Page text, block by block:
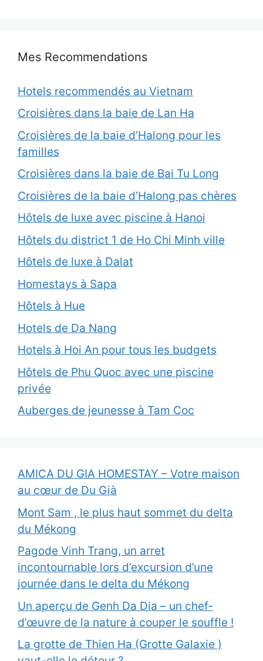
Mes Recommendations
Hotels recommendés au Vietnam
Croisières dans la baie de Lan Ha
Croisières de la baie d’Halong pour les
familles
Croisières dans la baie de Bai Tu Long
Croisières de la baie d’Halong pas chères
Hôtels de luxe avec piscine à Hanoi
Hôtels du district 1 de Ho Chi Minh ville
Hôtels de luxe à Dalat
Homestays à Sapa
Hôtels à Hue
Hotels de Da Nang
Hotels à Hoi An pour tous les budgets
Hôtels de Phu Quoc avec une piscine
privée
Auberges de jeunesse à Tam Coc
AMICA DU GIA HOMESTAY – Votre maison
au cœur de Du Già
Mont Sam , le plus haut sommet du delta
du Mékong
Pagode Vinh Trang, un arret
incontournable lors d’excursion d’une
journée dans le delta du Mékong
Un aperçu de Genh Da Dia – un chef-
d’œuvre de la nature à couper le souffle !
La grotte de Thien Ha (Grotte Galaxie )